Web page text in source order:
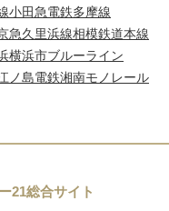
小田急電鉄多摩線
急久里浜線相模鉄道本線
横浜市ブルーライン
ノ島電鉄湘南モノレール
21総合サイト